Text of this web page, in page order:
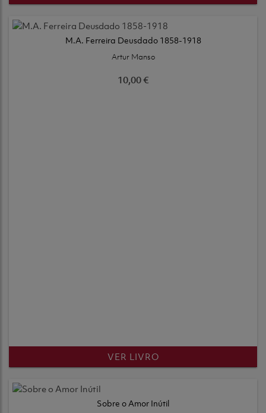
M.A. Ferreira Deusdado 1858-1918
Artur Manso
10,00 €
VER LIVRO
Sobre o Amor Inútil